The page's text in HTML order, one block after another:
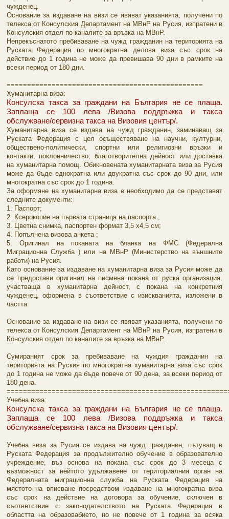
чужденец.
Основание за издаване на визи се явяват указанията, получени по
телекса от Консулския Департамент на МВнР на Русия, изпратени в
Консулския отдел по каналите за връзка на МВнР.
Непрекъснатото пребиваване на чужд гражданин на територията на
Руската Федерация по многократна делова виза със срок на
действие до 1 година не може да превишава 90 дни в рамките на
всеки период от 180 дни.
================================================
Хуманитарна виза:
Консулска такса за граждани на България не се плаща.
Заплаща се 100 лева /Визова поддръжка и такса
обслужване/сервизна такса на Визовия център/.
Хуманитарна виза се издава на чужд гражданин, заминаващ за
Руската Федерация с цел осъществяване на научни, културни,
обществено-политически, спортни или религиозни връзки и
контакти, поклонничество, благотворителна дейност или доставка
на хуманитарна помощ. Обикновената хуманитарната виза за Русия
може да бъде еднократна или двукратна със срок до 90 дни, или
многократна със срок до 1 година.
За оформяне на хуманитарна виза е необходимо да се представят
следните документи:
1. Паспорт;
2. Ксерокопие на първата страница на паспорта ;
3. Цветна снимка, паспортен формат 3,5 х4,5 см;
4. Попълнена визова анкета ;
5. Оригинал на поканата на бланка на ФМС (Федерална
Миграционна Служба ) или на МВнР (Министерство на външните
работи) на Русия.
Като основание за издаване на хуманитарна виза за Русия може да
се предостави оригинал на писмена покана от руска организация,
участваща в хуманитарна дейност, с покана на конкретния
чужденец, оформена в съответствие с изискванията, изложени в
частта.
Основание за издаване на визи се явяват указанията, получени по
телекса от Консулския Департамент на МВнР на Русия, изпратени в
Консулския отдел по каналите за връзка на МВнР.
Сумираният срок за пребиваване на чуждия гражданин на
територията на Руския по многократна хуманитарна виза със срок
до 1 година не може да бъде повече от 90 дена, за всеки период от
180 дена.
Учебна виза:
Консулска такса за граждани на България не се плаща.
Заплаща се 100 лева /Визова поддръжка и такса
обслужване/сервизна такса на Визовия център/.
Учебна виза за Русия се издава на чужд гражданин, пътуващ в
Руската Федерация за продължително обучение в образователно
учреждение, въз основа на покана със срок до 3 месеца с
възможност за нейтото удължавене от териториалния орган на
Федералната миграционна служба на Руската Федерация на
мястото на вписване посредством издаване на многократна виза
със срок на действие на договора за обучение, сключен в
съответствие с законодателството на Руската Федерация в
областта на образовабието, но не повече от 1 година за всяка